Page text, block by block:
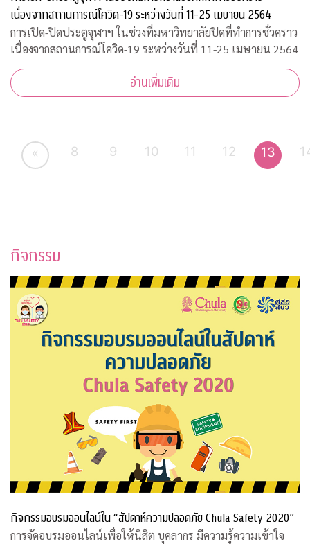
เนื่องจากสถานการณ์โควิด-19 ระหว่างวันที่ 11-25 เมษายน 2564
การเปิด-ปิดประตูจุฬาฯ ในช่วงที่มหาวิทยาลัยปิดที่ทำการชั่วคราว
เนื่องจากสถานการณ์โควิด-19 ระหว่างวันที่ 11-25 เมษายน 2564
อ่านเพิ่มเติม
« 8 9 10 11 12 13
กิจกรรม
กิจกรรมอบรมออนไลน์ใน “สัปดาห์ความปลอดภัย Chula Safety 2020”
การจัดอบรมออนไลน์เพื่อให้นิสิต บุคลากร มีความรู้ความเข้าใจ